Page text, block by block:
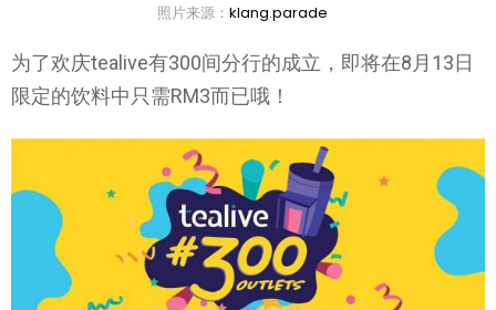
照片来源： klang.parade
为了欢庆tealive有300间分行的成立，即将在8月13日
限定的饮料中只需RM3而已哦！